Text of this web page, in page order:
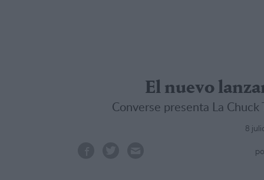
El nuevo
Converse presenta La
8